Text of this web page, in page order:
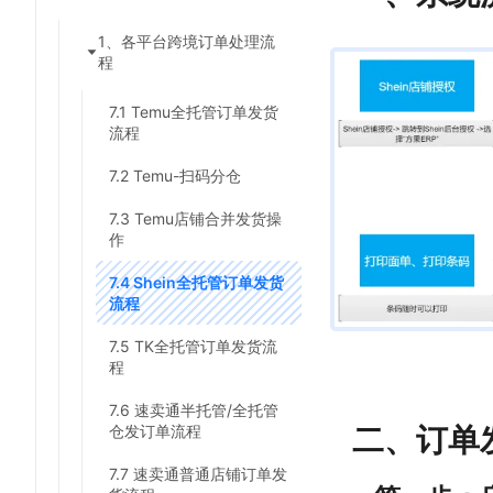
1、各平台跨境订单处理流
程
7.1 Temu全托管订单发货
流程
7.2 Temu-扫码分仓
7.3 Temu店铺合并发货操
作
7.4 Shein全托管订单发货
流程
7.5 TK全托管订单发货流
程
7.6 速卖通半托管/全托管
仓发订单流程
7.7 速卖通普通店铺订单发
二、订单